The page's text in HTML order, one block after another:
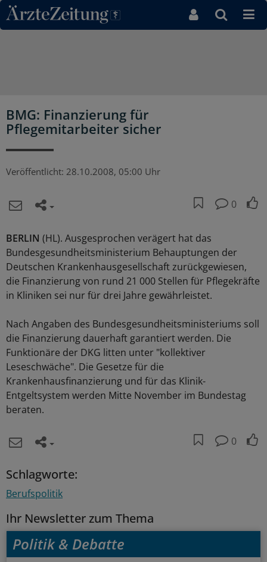
Direkt zum Inhaltsbereich
BMG: Finanzierung für
Pflegemitarbeiter sicher
Veröffentlicht: 28.10.2008, 05:00 Uhr
0
BERLIN (HL). Ausgesprochen verägert hat das
Bundesgesundheitsministerium Behauptungen der
Deutschen Krankenhausgesellschaft zurückgewiesen,
die Finanzierung von rund 21 000 Stellen für Pflegekräfte
in Kliniken sei nur für drei Jahre gewährleistet.
Nach Angaben des Bundesgesundheitsministeriums soll
die Finanzierung dauerhaft garantiert werden. Die
Funktionäre der DKG litten unter "kollektiver
Leseschwäche". Die Gesetze für die
Krankenhausfinanzierung und für das Klinik-
Entgeltsystem werden Mitte November im Bundestag
beraten.
0
Schlagworte:
Berufspolitik
Ihr Newsletter zum Thema
Politik & Debatte